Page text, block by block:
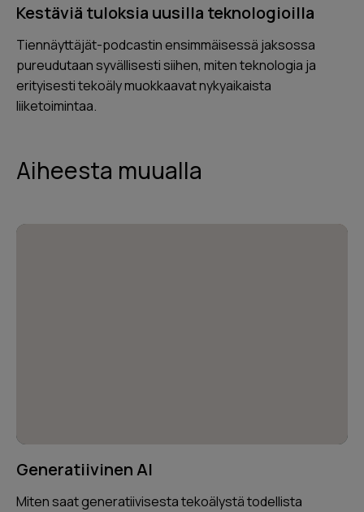
Kestäviä tuloksia uusilla teknologioilla
Tiennäyttäjät-podcastin ensimmäisessä jaksossa
pureudutaan syvällisesti siihen, miten teknologia ja
erityisesti tekoäly muokkaavat nykyaikaista
liiketoimintaa.
Aiheesta muualla
Generatiivinen AI
Miten saat generatiivisesta tekoälystä todellista